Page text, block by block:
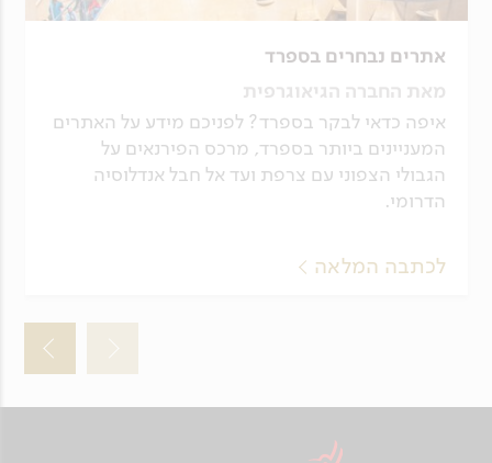
אתרים נבחרים בספרד
מאת החברה הגיאוגרפית
איפה כדאי לבקר בספרד? לפניכם מידע על האתרים
המעניינים ביותר בספרד, מרכס הפירנאים על
הגבולי הצפוני עם צרפת ועד אל חבל אנדלוסיה
הדרומי.
לכתבה המלאה